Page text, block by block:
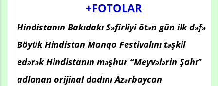
+FOTOLAR
Hindistanın Bakıdakı Səfirliyi ötən gün ilk dəfə
Böyük Hindistan Manqo Festivalını təşkil
edərək Hindistanın məşhur “Meyvələrin Şahı”
adlanan orijinal dadını Azərbaycan